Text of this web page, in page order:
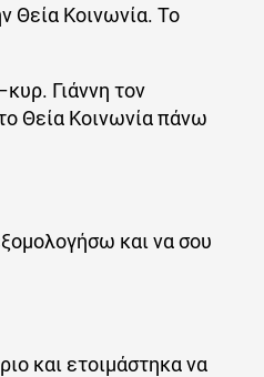
Θεία Κοινωνία. Το
Γιάννη τον
Θεία Κοινωνία πάνω
και να σου
και ετοιμάστηκα να